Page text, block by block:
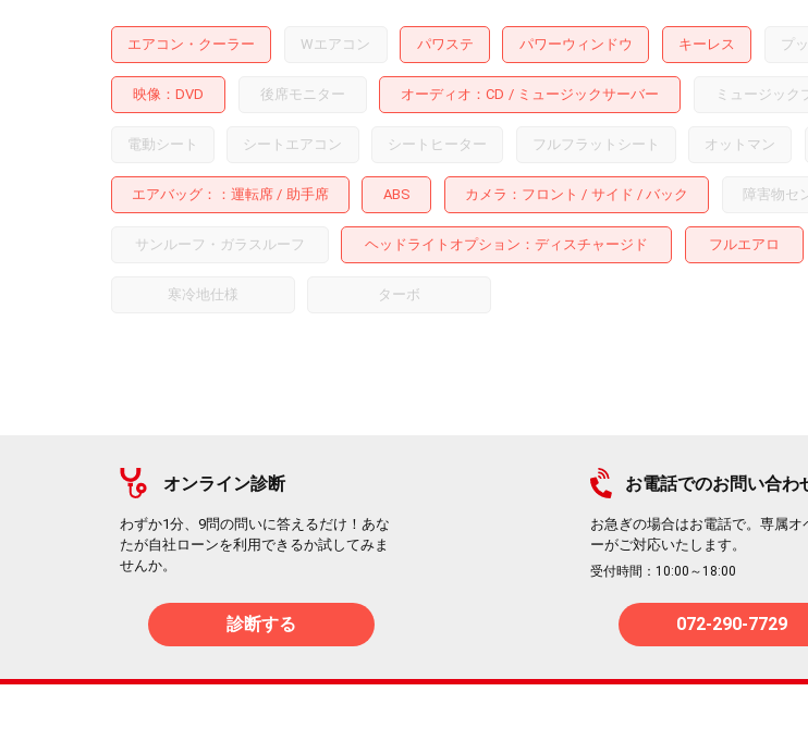
エアコン・クーラー Wエアコン パワステ パワーウィンドウ キーレス プ
映像 DVD 後席モニター オーディオ CD ミュージックサーバー ミュージック
電動シート シートエアコン シートヒーター フルフラットシート オットマン
エアバッグ： 運転席 助手席 ABS カメラ フロント サイド バック 障害物セ
サンルーフ・ガラスルーフ ヘッドライトオプション ディスチャージド フルエアロ
寒冷地仕様 ターボ
オンライン診断
わずか1分、9問の問いに答えるだけ！あな
たが自社ローンを利用できるか試してみま
せんか。
診断する
お電話でのお問い合わ
お急ぎの場合はお電話で。専属オ
ーがご対応いたします。
受付時間：10:00～18:00
072-290-7729